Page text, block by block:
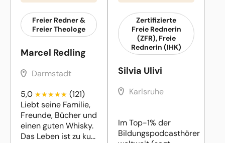
Freier Redner &
Freier Theologe
Marcel Redling
Darmstadt
5,0
(121)
Liebt seine Familie,
Freunde, Bücher und
einen guten Whisky.
Das Leben ist zu ku...
Zertifizierte
Freie Rednerin
(ZFR), Freie
Rednerin (IHK)
Silvia Ulivi
Karlsruhe
Im Top-1% der
Bildungspodcasthörer